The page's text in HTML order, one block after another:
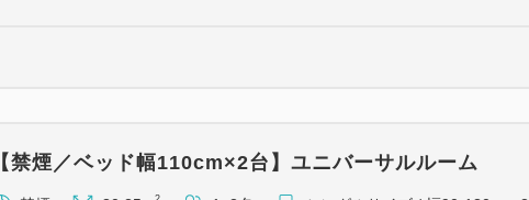
【禁煙／ベッド幅110cm×2台】ユニバーサルルーム